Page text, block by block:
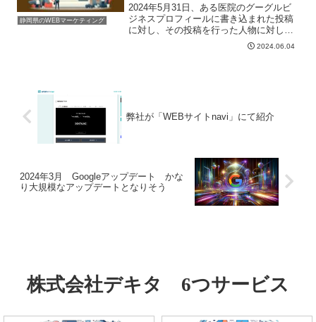
静岡県のWEBマーケティング
2024年5月31日、ある医院のグーグルビ
ジネスプロフィールに書き込まれた投稿
に対し、その投稿を行った人物に対し
200万円の賠償と投稿の削除を命じる判
決が出ました。この判決が出たことによ
2024.06.04
弊社が「WEBサイトnavi」にて紹介
2024年3月 Googleアップデート かな
り大規模なアップデートとなりそう
株式会社デキタ 6つサービス